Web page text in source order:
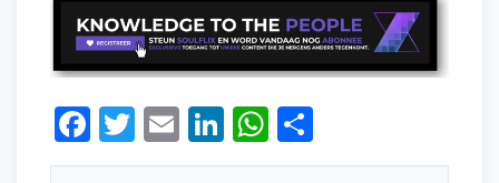
F
a
T
w
E
m
Li
n
W
h el